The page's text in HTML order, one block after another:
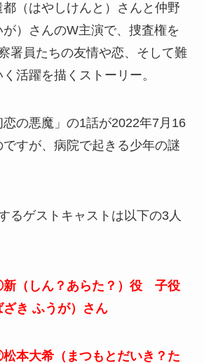
（はやしけんと）さんと仲野
）さんのW主演で、捜査権を
署員たちの友情や恋、そして難
活躍を描くストーリー。
の悪魔」の1話が2022年7月16
ですが、病院で起きる少年の謎
るゲストキャストは以下の3人
（しん？あらた？）役 子役
き ふうが）さん
本大希（まつもとだいき？た